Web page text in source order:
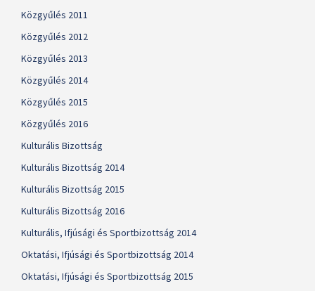
Közgyűlés 2011
Közgyűlés 2012
Közgyűlés 2013
Közgyűlés 2014
Közgyűlés 2015
Közgyűlés 2016
Kulturális Bizottság
Kulturális Bizottság 2014
Kulturális Bizottság 2015
Kulturális Bizottság 2016
Kulturális, Ifjúsági és Sportbizottság 2014
Oktatási, Ifjúsági és Sportbizottság 2014
Oktatási, Ifjúsági és Sportbizottság 2015